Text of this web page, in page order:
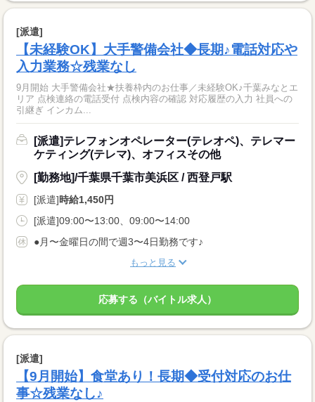
[派遣]
【未経験OK】大手警備会社◆長期♪電話対応や
入力業務☆残業なし
9月開始 大手警備会社★扶養枠内のお仕事／未経験OK♪千葉みなとエ
リア 点検連絡の電話受付 点検内容の確認 対応履歴の入力 社員への
引継ぎ インカム...
[派遣]テレフォンオペレーター(テレオペ)、テレマー
ケティング(テレマ)、オフィスその他
[勤務地]/千葉県千葉市美浜区 / 西登戸駅
[派遣]時給1,450円
[派遣]09:00〜13:00、09:00〜14:00
●月〜金曜日の間で週3〜4日勤務です♪
もっと見る
応募する（バイトル求人）
[派遣]
【9月開始】食堂あり！長期◆受付対応のお仕
事☆残業なし♪